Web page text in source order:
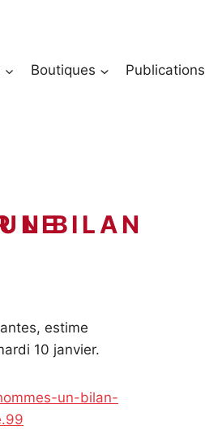
Boutiques Publications
estime
10 janvier.
un-bilan-